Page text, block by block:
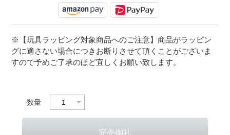
※【玩具ラッピング対象商品へのご注意】商品がラッピン
グに適さない場合につきお断りさせて頂くことがございま
すので予めご了承のほど宜しくお願い致します。
数量